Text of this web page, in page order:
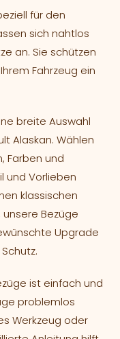
für den
sich nahtlos
an. Sie schützen
Fahrzeug ein
breite Auswahl
Alaskan. Wählen
Farben und
und Vorlieben
klassischen
Bezüge
Upgrade
ist einfach und
problemlos
Werkzeug oder